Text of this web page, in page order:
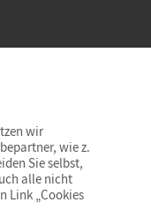
innerhalb
wir
wie z.
Sie selbst,
alle nicht
Link „Cookies